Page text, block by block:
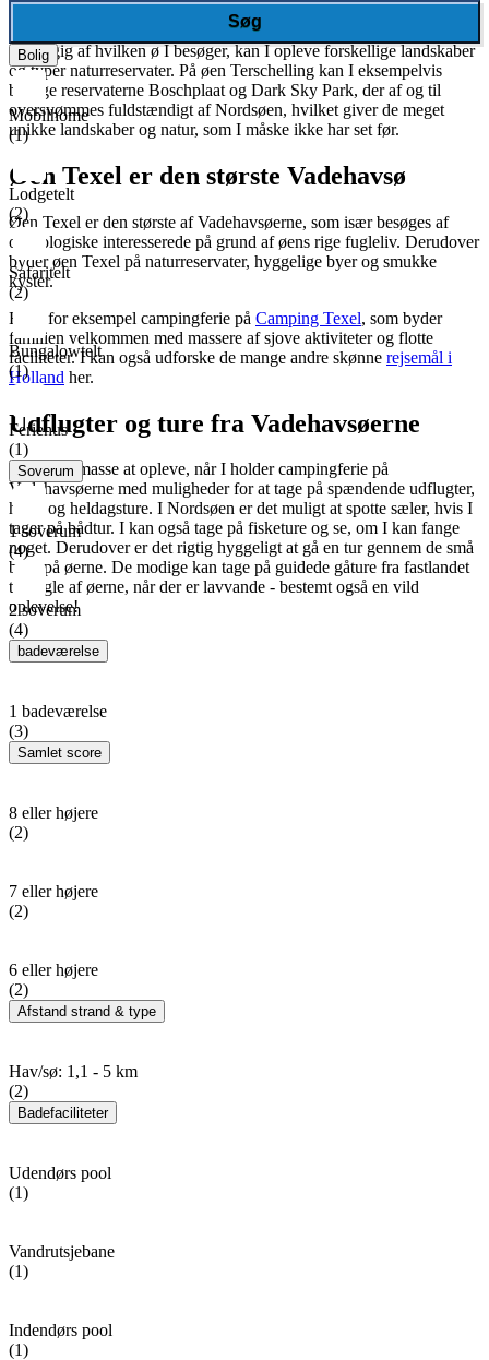
Når I holder campingferie på Vadehavsøerne, vil I med garanti blive
fascineret, hvis I besøger nogle af de flotte naturreservater. Alt
afhængig af hvilken ø I besøger, kan I opleve forskellige landskaber
og typer naturreservater. På øen Terschelling kan I eksempelvis
besøge reservaterne Boschplaat og Dark Sky Park, der af og til
oversvømmes fuldstændigt af Nordsøen, hvilket giver de meget
unikke landskaber og natur, som I måske ikke har set før.
Øen Texel er den største Vadehavsø
Øen Texel er den største af Vadehavsøerne, som især besøges af
ornitologiske interesserede på grund af øens rige fugleliv. Derudover
byder øen Texel på naturreservater, hyggelige byer og smukke
kyster.
Hold for eksempel campingferie på Camping Texel, som byder
familien velkommen med massere af sjove aktiviteter og flotte
faciliteter. I kan også udforske de mange andre skønne rejsemål i
Holland her.
Udflugter og ture fra Vadehavsøerne
Der er en masse at opleve, når I holder campingferie på
Vadehavsøerne med muligheder for at tage på spændende udflugter,
halv- og heldagsture. I Nordsøen er det muligt at spotte sæler, hvis I
tager på bådtur. I kan også tage på fisketure og se, om I kan fange
noget. Derudover er det rigtig hyggeligt at gå en tur gennem de små
byer på øerne. De modige kan tage på guidede gåture fra fastlandet
til nogle af øerne, når der er lavvande - bestemt også en vild
oplevelse!
Søg
Bolig
Mobilhome
(1)
Lodgetelt
(2)
Safaritelt
(2)
Bungalowtelt
(1)
Feriehus
(1)
Soverum
1 soverum
(4)
2 soverum
(4)
badeværelse
1 badeværelse
(3)
Samlet score
8 eller højere
(2)
7 eller højere
(2)
6 eller højere
(2)
Afstand strand & type
Hav/sø: 1,1 - 5 km
(2)
Badefaciliteter
Udendørs pool
(1)
Vandrutsjebane
(1)
Indendørs pool
(1)